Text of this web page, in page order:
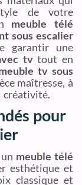
de votre
meuble télé
sous escalier
garantir une
tvtout en
tv sous
maîtresse, à
créativité.
pour
meuble télé
esthétique et
classique et